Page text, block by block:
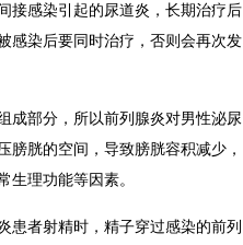
感染引起的尿道炎，长期治疗后
感染后要同时治疗，否则会再次发
部分，所以前列腺炎对男性泌尿
胱的空间，导致膀胱容积减少，
生理功能等因素。
者射精时，精子穿过感染的前列